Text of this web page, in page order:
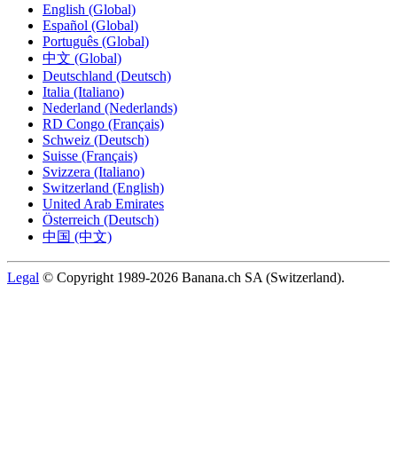
English (Global)
Español (Global)
Português (Global)
中文 (Global)
Deutschland (Deutsch)
Italia (Italiano)
Nederland (Nederlands)
RD Congo (Français)
Schweiz (Deutsch)
Suisse (Français)
Svizzera (Italiano)
Switzerland (English)
United Arab Emirates
Österreich (Deutsch)
中国 (中文)
Legal © Copyright 1989-2026 Banana.ch SA (Switzerland).